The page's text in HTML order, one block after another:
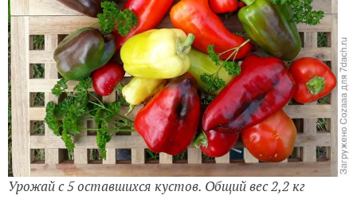
Урожай с 5 оставшихся кустов. Общий вес 2,2 кг